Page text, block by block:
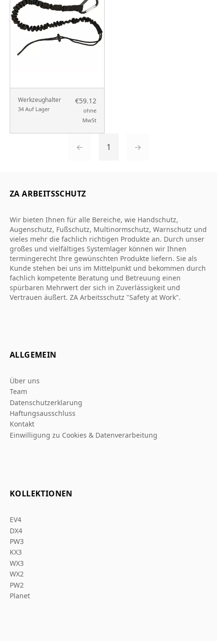
Werkzeughalter
34 Auf Lager
€59.12
ohne
MwSt
← 1 →
ZA ARBEITSSCHUTZ
Wir bieten Ihnen für alle Bereiche, wie Handschutz,
Augenschutz, Fußschutz, Multinormschutz, Warnschutz und
vieles mehr die fachlich richtigen Produkte an. Durch unser
großes und vielfältiges Systemlager können wir Ihnen
termingerecht Ihre gewünschten Produkte liefern. Sie als
Kunde stehen bei uns im Mittelpunkt und bekommen durch
fachlich kompetente Beratung und Betreuung einen
spürbaren Mehrwert der sich in Zuverlässigkeit und
Vertrauen äußert. ZA Arbeitsschutz "Safety at Work".
ALLGEMEIN
Über uns
Team
Datenschutzerklarung
Haftungsausschluss
Kontakt
Einwilligung zu Cookies & Datenverarbeitung
KOLLEKTIONEN
EV4
DX4
PW3
KX3
WX3
WX2
PW2
Planet